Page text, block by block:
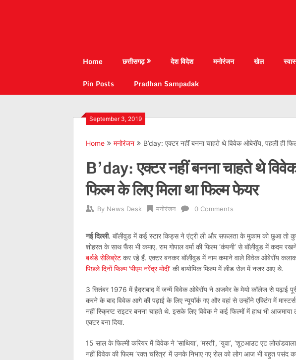
Home छत्तीसगढ़ देश विदेश मनोरंजन खेल
Pin Posts
Pradhan Sampadak
September 3, 2019
Home मनोरंजन B’day: एक्टर नहीं बनना चाहते थे विवेक ओबेरॉय, पहली ही
B’day: एक्टर नहीं बनना चाहते थे
फिल्म के लिए मिला था फिल्म फेयर
By News Desk मनोरंजन 0 Comments
नई दिल्ली. बॉलीवुड में कई स्टार किड्स ने एंट्री ली और सफलता के मुकाम को छुआ तो
शोहरत के साथ फैंस भी कमाए. राम गोपाल वर्मा की फिल्म ‘कंपनी’ से बॉलीवुड में कदम
बर्थडे सेलिब्रेट कर रहे हैं. एक्टर बनकर बॉलीवुड में नाम कमाने वाले विवेक ओबेरॉय
पिछले दिनों फिल्म ‘पीएम नरेंद्र मोदी’ की बायोपिक फिल्म में लीड रोल में नजर आए थे.
3 सितंबर 1976 में हैदराबाद में जन्में विवेक ओबेरॉय ने अजमेर के मेयो कॉलेज से पढ़ाई
करने के बाद विवेक आगे की पढ़ाई के लिए न्यूयॉर्क गए और वहां से उन्होंने एक्टिंग में
नहीं स्क्रिप्ट राइटर बनना चाहते थे. इसके लिए विवेक ने कई फिल्मों में हाथ भी
एक्टर बना दिया.
15 साल के फिल्मी करियर में विवेक ने ‘साथिया’, ‘मस्ती’, ‘युवा’, ‘शूटआउट एट
नहीं विवेक की फिल्म ‘रक्त चरित्र’ में उनके निभाए गए रोल को लोग आज भी बहुत पसंद